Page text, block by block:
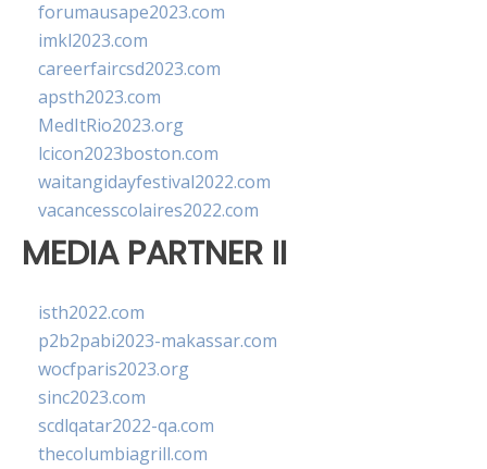
forumausape2023.com
imkl2023.com
careerfaircsd2023.com
apsth2023.com
MedItRio2023.org
lcicon2023boston.com
waitangidayfestival2022.com
vacancesscolaires2022.com
MEDIA PARTNER II
isth2022.com
p2b2pabi2023-makassar.com
wocfparis2023.org
sinc2023.com
scdlqatar2022-qa.com
thecolumbiagrill.com